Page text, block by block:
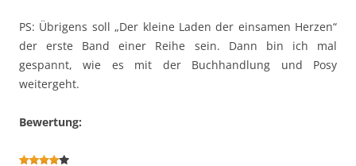
PS: Übrigens soll „Der kleine Laden der einsamen Herzen“
der erste Band einer Reihe sein. Dann bin ich mal
gespannt, wie es mit der Buchhandlung und Posy
weitergeht.
Bewertung: